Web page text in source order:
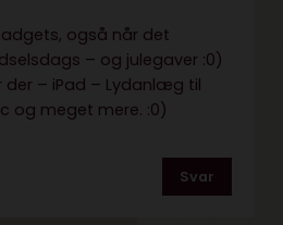
også når det
– og julegaver :0)
der – iPad – Lydanlæg til
og meget mere. :0)
Svar